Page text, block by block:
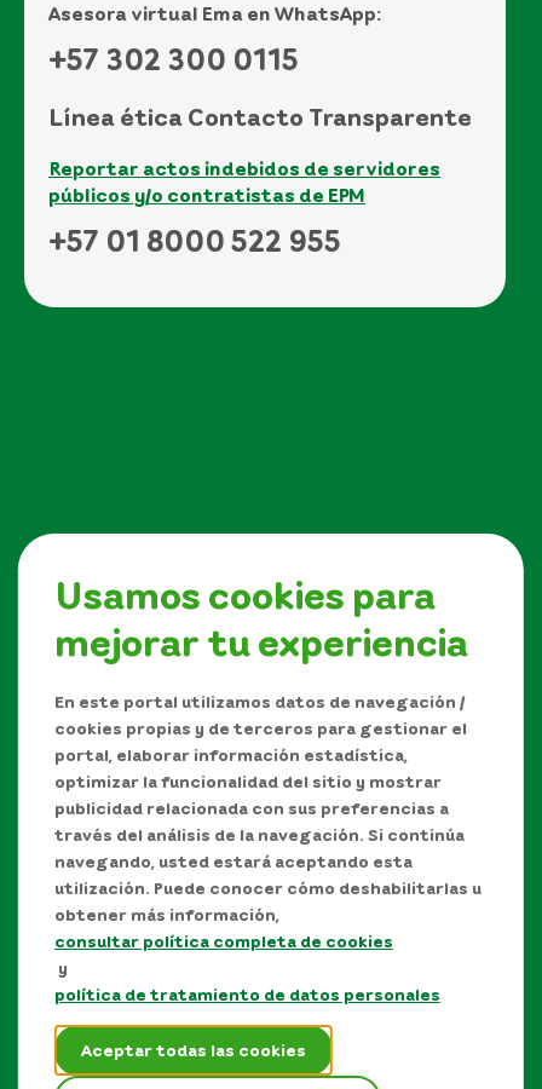
Usamos cookies para
mejorar tu experiencia
En este portal utilizamos datos de navegación /
cookies propias y de terceros para gestionar el
portal, elaborar información estadística,
optimizar la funcionalidad del sitio y mostrar
publicidad relacionada con sus preferencias a
través del análisis de la navegación. Si continúa
navegando, usted estará aceptando esta
utilización. Puede conocer cómo deshabilitarlas u
obtener más información,
consultar política completa de cookies
y
política de tratamiento de datos personales
Aceptar todas las cookies
Asesora virtual Ema en WhatsApp:
+57 302 300 0115
Línea ética Contacto Transparente
Reportar actos indebidos de servidores
públicos y/o contratistas de EPM
+57 01 8000 522 955
Síguenos en
Manual de Derechos de Autor y/o autorización de
uso sobre los contenidos
Política de protección de datos personales
Términos y condiciones del sitio